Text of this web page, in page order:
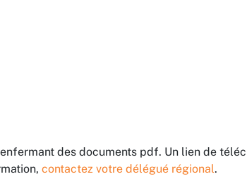
des documents pdf. Un lien de
contactez votre délégué régional.